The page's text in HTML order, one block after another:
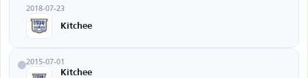
2018-07-23
Kitchee
2015-07-01
Kitchee